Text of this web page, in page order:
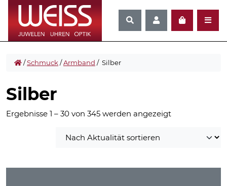
/Schmuck/Armband / Silber
Silber
Ergebnisse 1 – 30 von 345 werden angezeigtNach